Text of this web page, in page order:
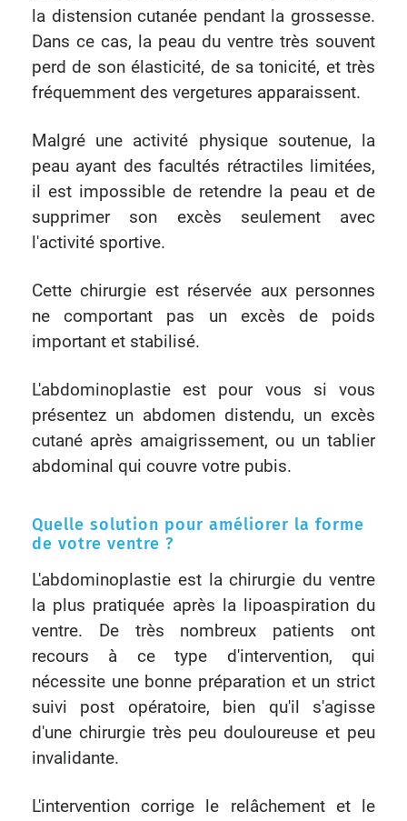
la distension cutanée pendant la grossesse.
Dans ce cas, la peau du ventre très souvent
perd de son élasticité, de sa tonicité, et très
fréquemment des vergetures apparaissent.
Malgré une activité physique soutenue, la
peau ayant des facultés rétractiles limitées,
il est impossible de retendre la peau et de
supprimer son excès seulement avec
l'activité sportive.
Cette chirurgie est réservée aux personnes
ne comportant pas un excès de poids
important et stabilisé.
L'abdominoplastie est pour vous si vous
présentez un abdomen distendu, un excès
cutané après amaigrissement, ou un tablier
abdominal qui couvre votre pubis.
Quelle solution pour améliorer la forme
de votre ventre ?
L'abdominoplastie est la chirurgie du ventre
la plus pratiquée après la lipoaspiration du
ventre. De très nombreux patients ont
recours à ce type d'intervention, qui
nécessite une bonne préparation et un strict
suivi post opératoire, bien qu'il s'agisse
d'une chirurgie très peu douloureuse et peu
invalidante.
L'intervention corrige le relâchement et le